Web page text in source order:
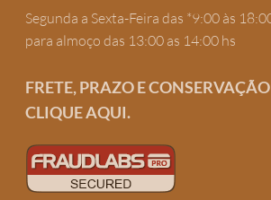
Segunda a Sexta-Feira das *9:00 às
para almoço das 13:00 as 14:00 hs
FRETE, PRAZO E
CLIQUE AQUI.